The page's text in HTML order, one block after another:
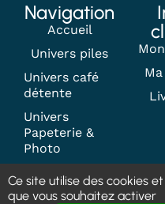
Navigation
Accueil
Univers piles
Univers café
détente
Univers
Papeterie &
Photo
Contact
Ce site utilise des cookies
que vous souhaitez activer